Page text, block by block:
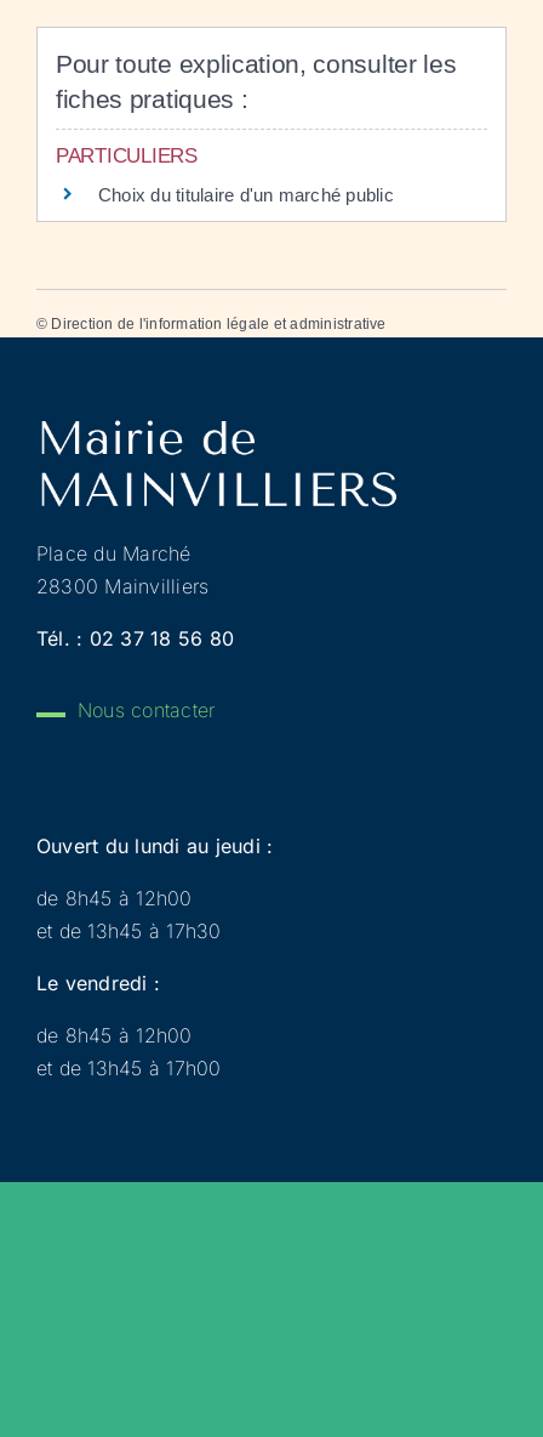
Pour toute explication, consulter les
fiches pratiques :
PARTICULIERS
Choix du titulaire d'un marché public
© Direction de l'information légale et administrative
Place du Marché
28300 Mainvilliers
Tél. : 02 37 18 56 80
Nous contacter
Ouvert du lundi au jeudi :
de 8h45 à 12h00
et de 13h45 à 17h30
Le vendredi :
de 8h45 à 12h00
et de 13h45 à 17h00